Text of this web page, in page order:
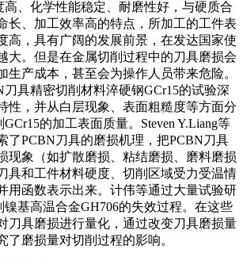
高、化学性能稳定、耐磨性好，与硬质合
长、加工效率高的特点，所加工的工件表
高，具有广阔的发展前景，在发达国家使
大。但是在金属切削过程中的刀具磨损会
生产成本，甚至会为操作人员带来危险。
具精密切削材料淬硬钢GCr15的试验深
性，并从白层现象、表面粗糙度等方面分
的加工表面质量。Steven Y.Liang等
了PCBN刀具的磨损机理，把PCBN刀具
现象（如扩散磨损、粘结磨损、磨料磨损
具和工件材料硬度、切削区域受力受温情
用函数表示出来。计伟等通过大量试验研
镍基高温合金GH706的失效过程。在这些
刀具磨损进行量化，通过改变刀具磨损量
了磨损量对切削过程的影响。